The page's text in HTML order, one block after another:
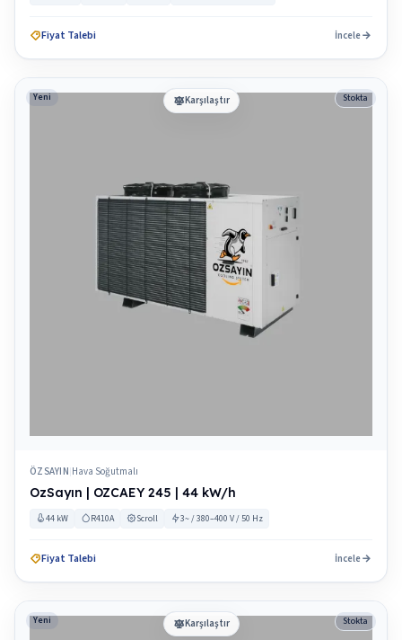
Fiyat Talebi İncele
Karşılaştır
Yeni Stokta
ÖZSAYIN|Hava Soğutmalı
OzSayın | OZCAEY 245 | 44 kW/h
44 kW R410A Scroll 3~ / 380–400 V / 50 Hz
Fiyat Talebi İncele
Karşılaştır
Yeni Stokta